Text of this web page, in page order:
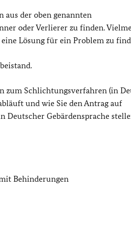
der oben genannten
oder Verlierer zu finden.
Lösung für ein Problem zu
zum Schlichtungsverfahren (in
und wie Sie den Antrag auf
Deutscher Gebärdensprache
Behinderungen